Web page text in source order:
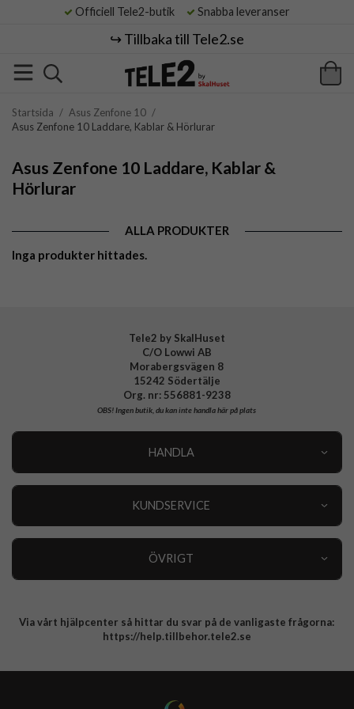
Officiell Tele2-butik Snabba leveranser
↪️ Tillbaka till Tele2.se
Startsida / Asus Zenfone 10 /
Asus Zenfone 10 Laddare, Kablar & Hörlurar
Asus Zenfone 10 Laddare, Kablar &
Hörlurar
ALLA PRODUKTER
Inga produkter hittades.
Tele2 by SkalHuset
C/O Lowwi AB
Morabergsvägen 8
15242 Södertälje
Org. nr: 556881-9238
OBS!Ingen butik, du kan inte handla här på plats
HANDLA
KUNDSERVICE
ÖVRIGT
Integritetspolicy
Via vårt hjälpcenter så hittar du svar på de vanligaste frågorna:
https://help.tillbehor.tele2.se